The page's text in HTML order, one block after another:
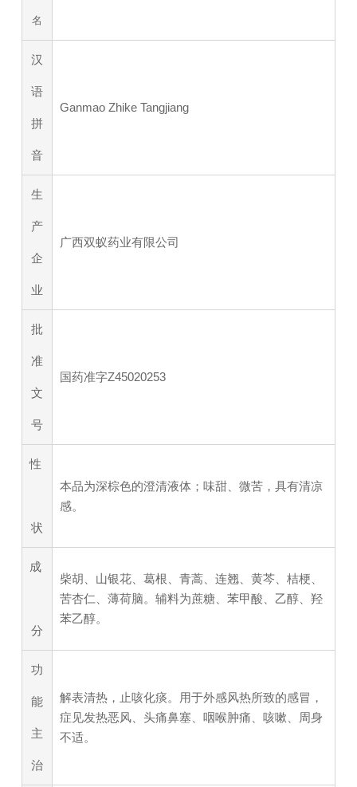
名
汉
语
拼
音
Ganmao Zhike Tangjiang
生
产
企
业
广西双蚁药业有限公司
批
准
文
号
国药准字Z45020253
性
状
本品为深棕色的澄清液体；味甜、微苦，具有清凉
感。
成
分
柴胡、山银花、葛根、青蒿、连翘、黄芩、桔梗、
苦杏仁、薄荷脑。辅料为蔗糖、苯甲酸、乙醇、羟
苯乙醇。
功
能
主
治
解表清热，止咳化痰。用于外感风热所致的感冒，
症见发热恶风、头痛鼻塞、咽喉肿痛、咳嗽、周身
不适。